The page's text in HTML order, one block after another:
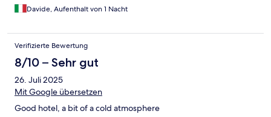
Davide, Aufenthalt von 1 Nacht
Verifizierte Bewertung
8/10 – Sehr gut
26. Juli 2025
Mit Google übersetzen
Good hotel, a bit of a cold atmosphere